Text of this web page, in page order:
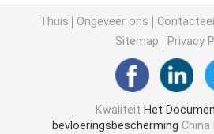
Zwart kartondocument
In te ademen Plakband
Inpakkend Broodjesdocument
Thuis Ongeveer ons
Sitemap
Privacy
Kwaliteit Het
bevloeringsbescherming China